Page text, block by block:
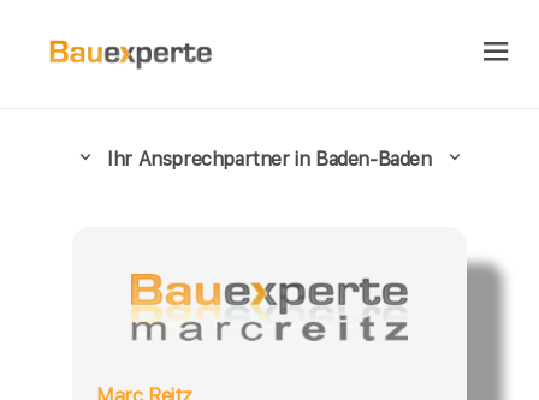
Ihr Ansprechpartner in Baden-Baden